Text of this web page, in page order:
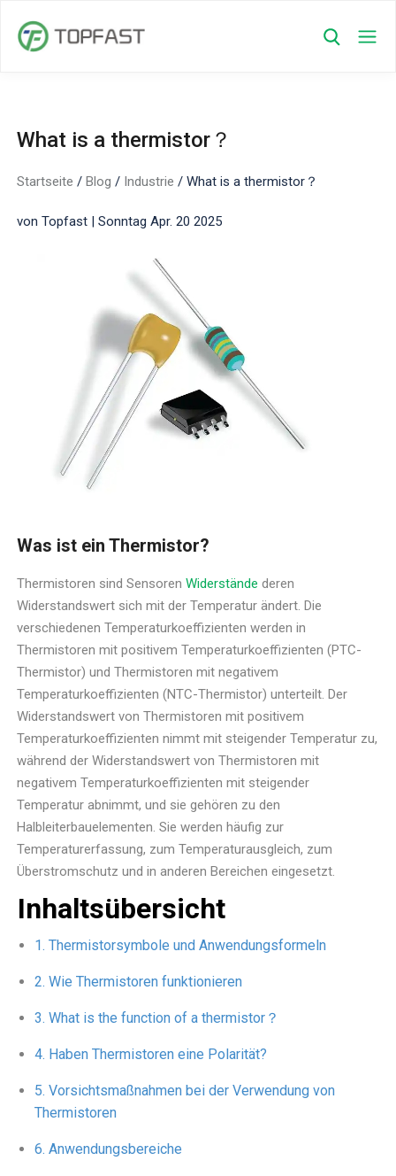
What is a thermistor？
Startseite /Blog / Industrie /What is a thermistor？
von Topfast | Sonntag Apr. 20 2025
Was ist ein Thermistor?
Thermistoren sind SensorenWiderständederen
Widerstandswert sich mit der Temperatur ändert. Die
verschiedenen Temperaturkoeffizienten werden in
Thermistoren mit positivem Temperaturkoeffizienten (PTC-
Thermistor) und Thermistoren mit negativem
Temperaturkoeffizienten (NTC-Thermistor) unterteilt. Der
Widerstandswert von Thermistoren mit positivem
Temperaturkoeffizienten nimmt mit steigender Temperatur zu,
während der Widerstandswert von Thermistoren mit
negativem Temperaturkoeffizienten mit steigender
Temperatur abnimmt, und sie gehören zu den
Halbleiterbauelementen. Sie werden häufig zur
Temperaturerfassung, zum Temperaturausgleich, zum
Überstromschutz und in anderen Bereichen eingesetzt.
Inhaltsübersicht
Thermistorsymbole und Anwendungsformeln
Wie Thermistoren funktionieren
What is the function of a thermistor？
Haben Thermistoren eine Polarität?
Vorsichtsmaßnahmen bei der Verwendung von
Thermistoren
Anwendungsbereiche